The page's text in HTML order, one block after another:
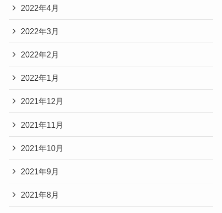
2022年4月
2022年3月
2022年2月
2022年1月
2021年12月
2021年11月
2021年10月
2021年9月
2021年8月